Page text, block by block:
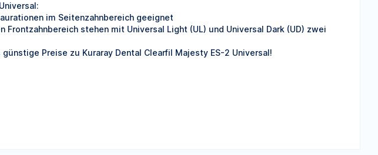
im Seitenzahnbereich geeignet
stehen mit Universal Light (UL) und Universal Dark (UD) zwei
Preise zu Kuraray Dental Clearfil Majesty ES-2 Universal!